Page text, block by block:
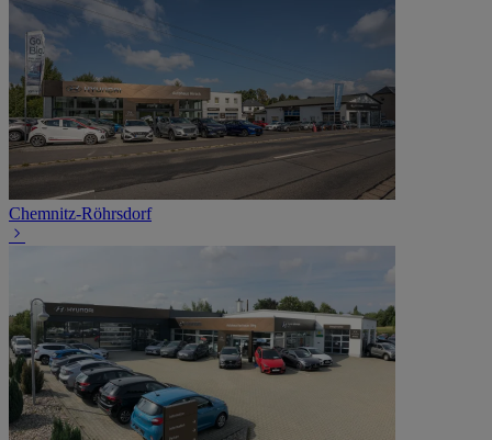
Chemnitz-Röhrsdorf